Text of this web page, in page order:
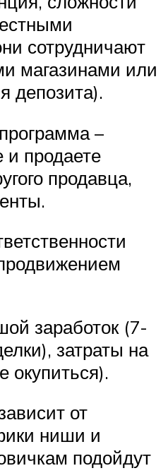
сотрудничают
магазинами или
депозита).
–
и продаете
продавца,
заработок (7-
затраты на
окупиться).
от
ниши и
подойдут